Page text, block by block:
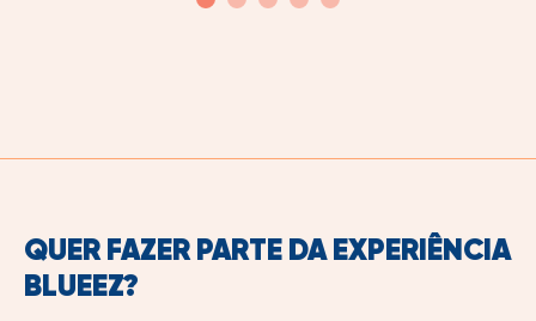
QUER FAZER PARTE DA EXPERIÊNCIA
BLUEEZ?